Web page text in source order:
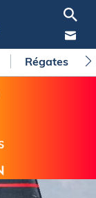
Régates